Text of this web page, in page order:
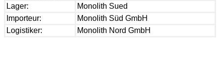
Lager:
Monolith Sued
Importeur:
Monolith Süd GmbH
Logistiker:
Monolith Nord GmbH